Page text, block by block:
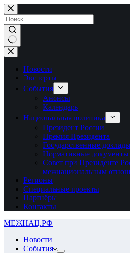
Перейти
к
сути
Ничего
не
найденоНовости
Эксперты
События
Анонсы
Календарь
Национальная политика
Президент России
Премия Президента
Государственные доклады
Нормативные документы
Совет при Президенте
межнациональным
Регионы
Специальные проекты
Партнёры
Контакты
МЕЖНАЦ.РФ
Новости
События